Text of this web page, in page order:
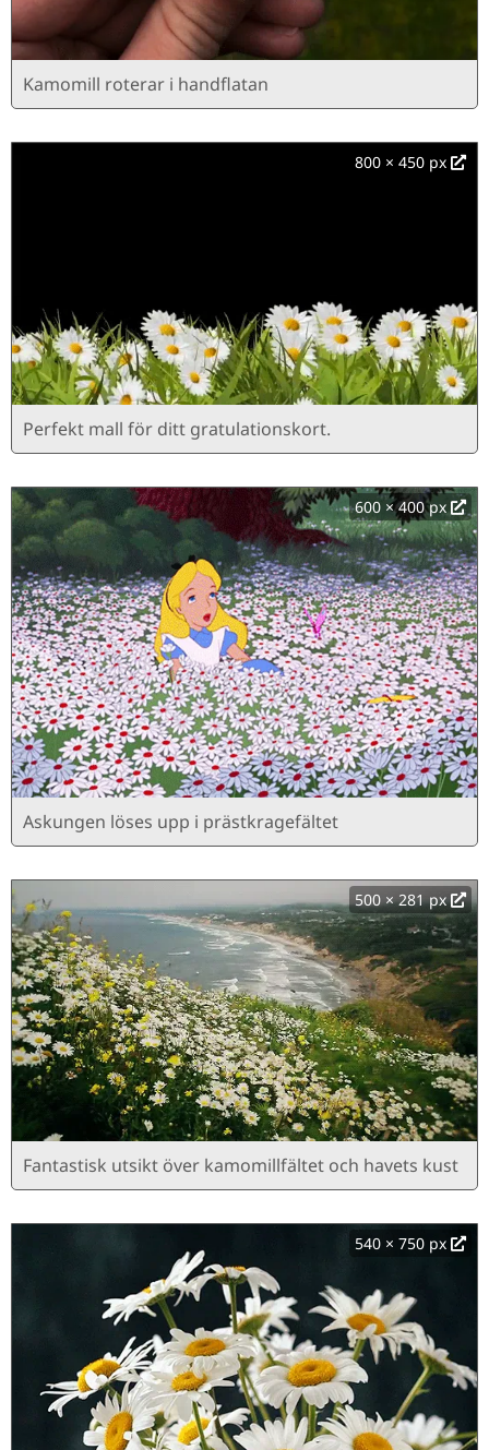
Kamomill roterar i handflatan
800 × 450 px
Perfekt mall för ditt gratulationskort.
600 × 400 px
Askungen löses upp i prästkragefältet
500 × 281 px
Fantastisk utsikt över kamomillfältet och havets kust
540 × 750 px